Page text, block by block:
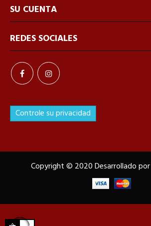
SU CUENTA
REDES SOCIALES
Controle su privacidad
Copyright © 2020 Desarrollado por